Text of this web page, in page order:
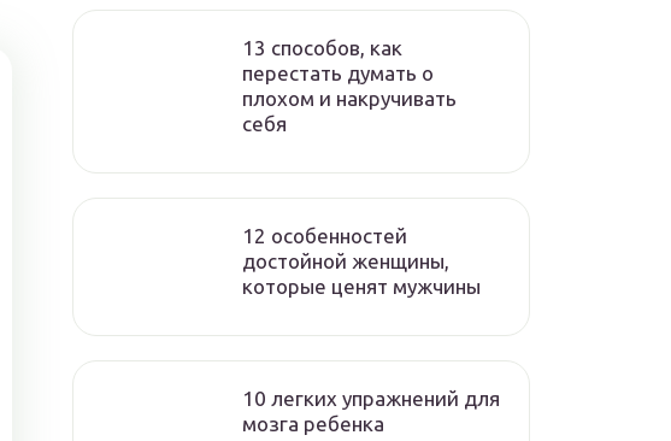
13 способов, как
перестать думать о
плохом и накручивать
себя
12 особенностей
достойной женщины,
которые ценят мужчины
10 легких упражнений для
мозга ребенка